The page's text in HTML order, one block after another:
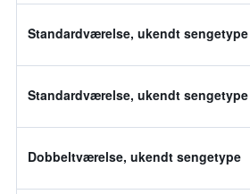
Standardværelse, ukendt sengetype
Standardværelse, ukendt sengetype
Dobbeltværelse, ukendt sengetype